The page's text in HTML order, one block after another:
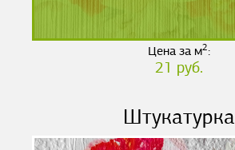
Цена за м2:
21 руб.
Штукатурка